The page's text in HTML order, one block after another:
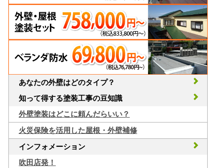
あなたの外壁はどのタイプ？
知って得する塗装工事の豆知識
外壁塗装はどこに頼んだらいい？
火災保険を活用した屋根・外壁補修
インフォメーション
吹田店発！